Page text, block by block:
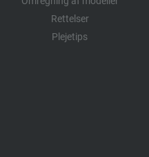
Rettelser
Plejetips